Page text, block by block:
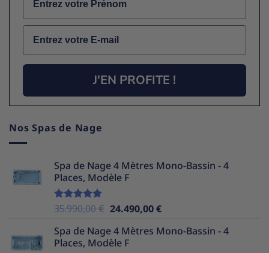
Email
J'EN PROFITE !
Nos Spas de Nage
Spa de Nage 4 Mètres Mono-Bassin - 4
Places, Modèle F
Note5.00
35.990,00€ Le
initial
était :
24.490,00€Le
actuel
Spa de Nage 4 Mètres Mono-Bassin - 4
Places, Modèle F